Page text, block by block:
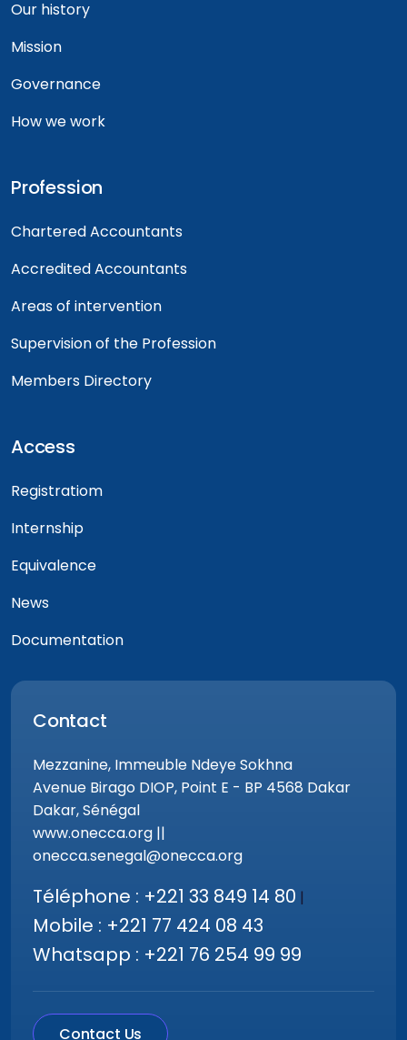
Our history
Mission
Governance
How we work
Profession
Chartered Accountants
Accredited Accountants
Areas of intervention
Supervision of the Profession
Members Directory
Access
Registratiom
Internship
Equivalence
News
Documentation
Contact
Mezzanine, Immeuble Ndeye Sokhna
Avenue Birago DIOP, Point E - BP 4568 Dakar
Dakar, Sénégal
www.onecca.org ||
onecca.senegal@onecca.org
Téléphone : +221 33 849 14 80 |
Mobile : +221 77 424 08 43
Whatsapp : +221 76 254 99 99
Contact Us